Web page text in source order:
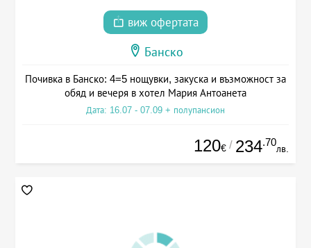
виж офертата
Банско
Почивка в Банско: 4=5 нощувки, закуска и възможност за
обяд и вечеря в хотел Мария Антоанета
Дата: 16.07 - 07.09 + полупансион
120€ / 234.70
лв.